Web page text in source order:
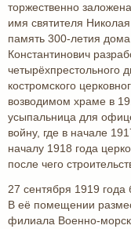
торжественно
имя святителя
память 300-летия
Константинович
четырёхпрестольного
костромского
возводимом храме в
усыпальница для
войну, где в начале
началу 1918 года
после чего
27 сентября 1919 года
В её помещении
филиала Военно-